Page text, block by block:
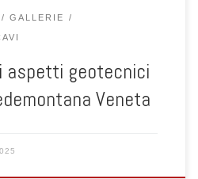
GALLERIE
aspetti geotecnici
Veneta